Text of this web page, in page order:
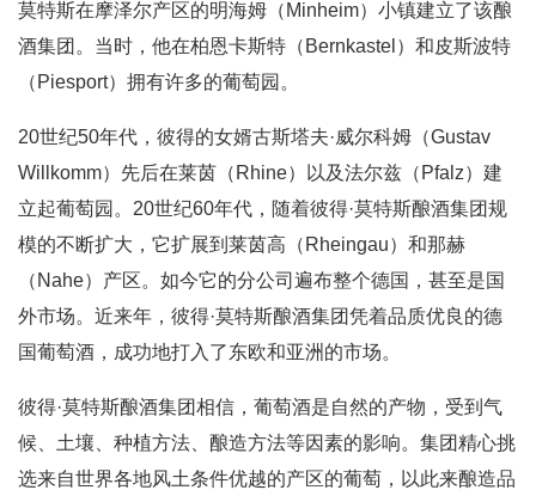
莫特斯在摩泽尔产区的明海姆（Minheim）小镇建立了该酿
酒集团。当时，他在柏恩卡斯特（Bernkastel）和皮斯波特
（Piesport）拥有许多的葡萄园。
20世纪50年代，彼得的女婿古斯塔夫·威尔科姆（Gustav
Willkomm）先后在莱茵（Rhine）以及法尔兹（Pfalz）建
立起葡萄园。20世纪60年代，随着彼得·莫特斯酿酒集团规
模的不断扩大，它扩展到莱茵高（Rheingau）和那赫
（Nahe）产区。如今它的分公司遍布整个德国，甚至是国
外市场。近来年，彼得·莫特斯酿酒集团凭着品质优良的德
国葡萄酒，成功地打入了东欧和亚洲的市场。
彼得·莫特斯酿酒集团相信，葡萄酒是自然的产物，受到气
候、土壤、种植方法、酿造方法等因素的影响。集团精心挑
选来自世界各地风土条件优越的产区的葡萄，以此来酿造品